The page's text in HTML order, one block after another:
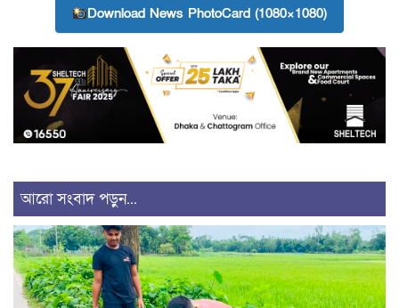
Download News PhotoCard (1080×1080)
আরো সংবাদ পড়ুন...